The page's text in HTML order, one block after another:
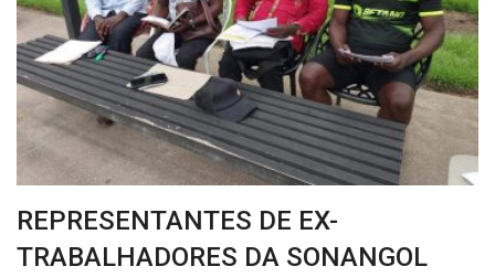
REPRESENTANTES DE EX-
TRABALHADORES DA SONANGOL